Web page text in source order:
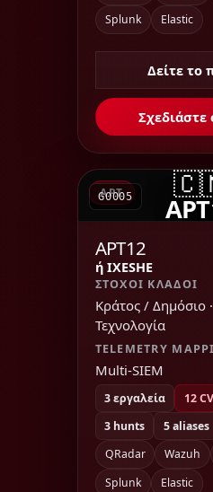
Splunk
Elastic
Δείτε το
Σχεδιάστε
APT
G0005
APT12
ή IXESHE
ΣΤΌΧΟΙ ΚΛΆΔΟΙ
Κράτος / Δημόσιο
Τεχνολογία
TELEMETRY
Multi-SIEM
3 εργαλεία
12
3 hunts
5 aliases
QRadar
Wazuh
Splunk
Elastic